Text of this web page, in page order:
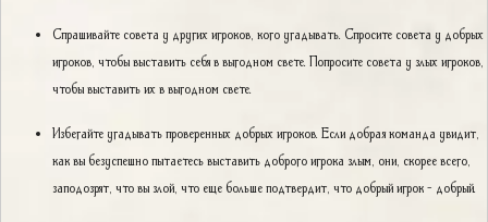
Спрашивайте совета у других игроков, кого угадывать. Спросите совета у добрых
игроков, чтобы выставить себя в выгодном свете. Попросите совета у злых игроков,
чтобы выставить их в выгодном свете.
Избегайте угадывать проверенных добрых игроков. Если добрая команда увидит,
как вы безуспешно пытаетесь выставить доброго игрока злым, они, скорее всего,
заподозрят, что вы злой, что еще больше подтвердит, что добрый игрок - добрый.